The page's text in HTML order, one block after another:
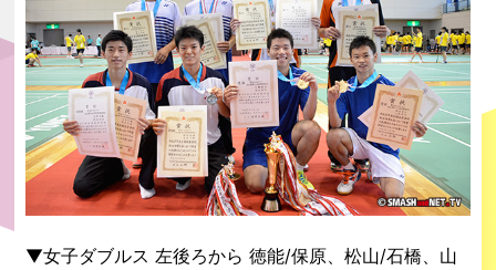
▼女子ダブルス 左後ろから 徳能/保原、松山/石橋、山